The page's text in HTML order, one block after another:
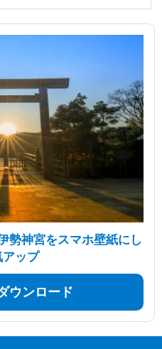
勢神宮をスマホ壁紙にし
アップ
ウンロード